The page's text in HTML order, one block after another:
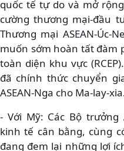
quốc tế tự do và mở
cường thương mại-đầu
Thương mại ASEAN-Úc-
muốn sớm hoàn tất đàm
toàn diện khu vực
đã chính thức chuyển
ASEAN-Nga cho Ma-lay-
- Với Mỹ: Các Bộ trưởng
kinh tế cân bằng, cùng
đang đem lại những lợi